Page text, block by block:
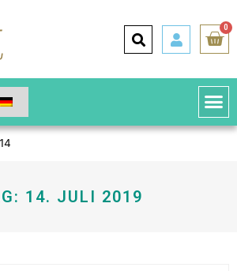
0
14. JULI 2019